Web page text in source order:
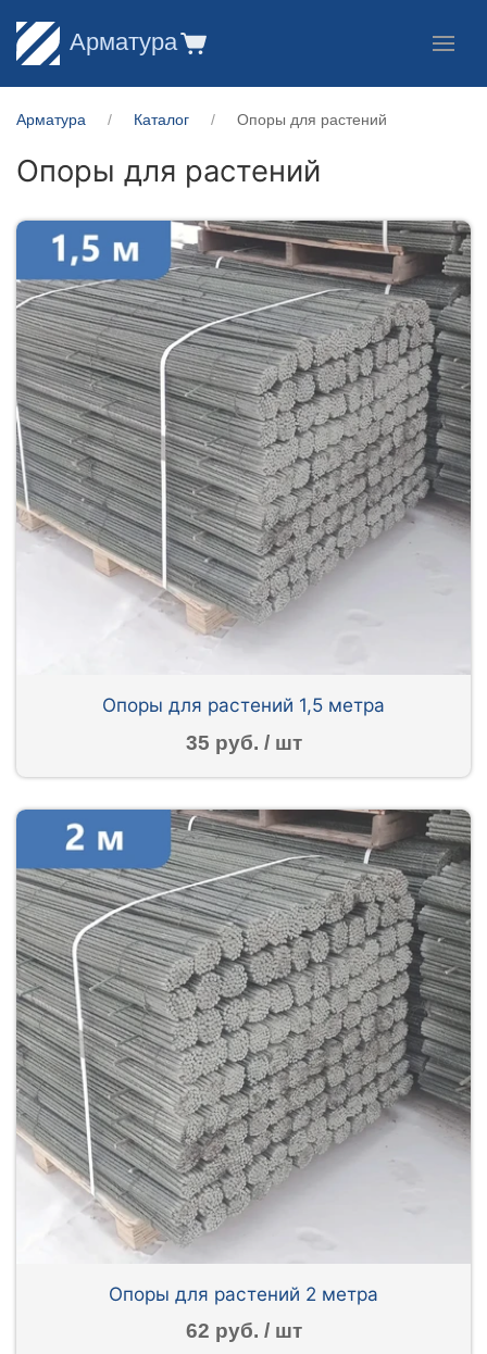
Арматура
Арматура Каталог Опоры для растений
Опоры для растений
Опоры для растений 1,5 метра
35 руб. / шт
Опоры для растений 2 метра
62 руб. / шт